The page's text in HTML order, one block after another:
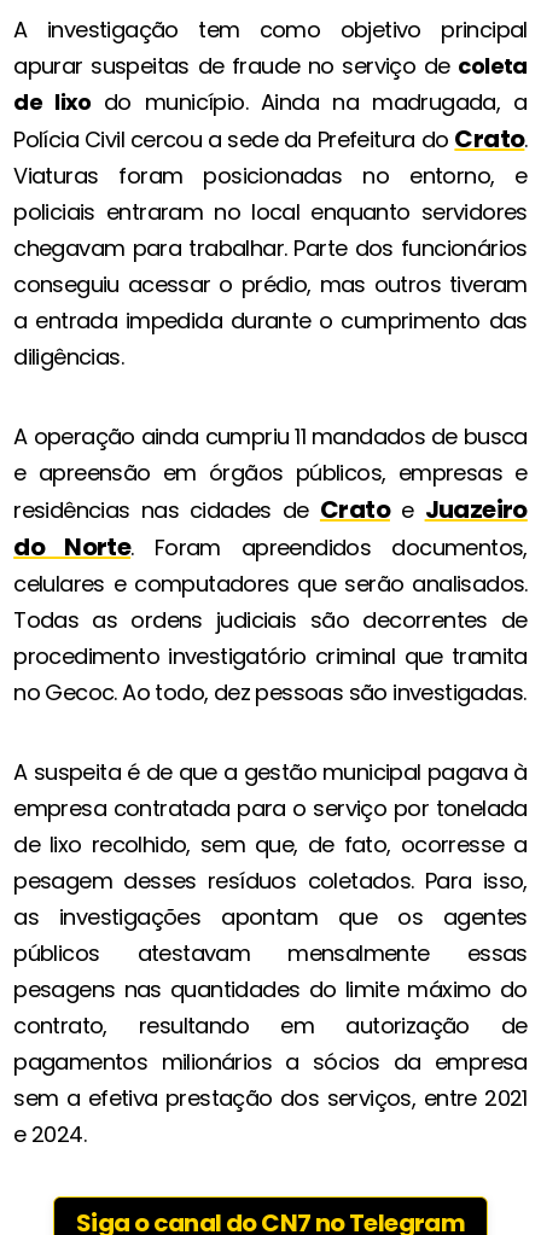
A investigação tem como objetivo principal
apurar suspeitas de fraude no serviço de coleta
de lixo do município. Ainda na madrugada, a
Polícia Civil cercou a sede da Prefeitura do Crato.
Viaturas foram posicionadas no entorno, e
policiais entraram no local enquanto servidores
chegavam para trabalhar. Parte dos funcionários
conseguiu acessar o prédio, mas outros tiveram
a entrada impedida durante o cumprimento das
diligências.
A operação ainda cumpriu 11 mandados de busca
e apreensão em órgãos públicos, empresas e
residências nas cidades de Cratoe Juazeiro
do Norte. Foram apreendidos documentos,
celulares e computadores que serão analisados.
Todas as ordens judiciais são decorrentes de
procedimento investigatório criminal que tramita
no Gecoc. Ao todo, dez pessoas são investigadas.
A suspeita é de que a gestão municipal pagava à
empresa contratada para o serviço por tonelada
de lixo recolhido, sem que, de fato, ocorresse a
pesagem desses resíduos coletados. Para isso,
as investigações apontam que os agentes
públicos atestavam mensalmente essas
pesagens nas quantidades do limite máximo do
contrato, resultando em autorização de
pagamentos milionários a sócios da empresa
sem a efetiva prestação dos serviços, entre 2021
e 2024.
Siga o canal do CN7 no Telegram